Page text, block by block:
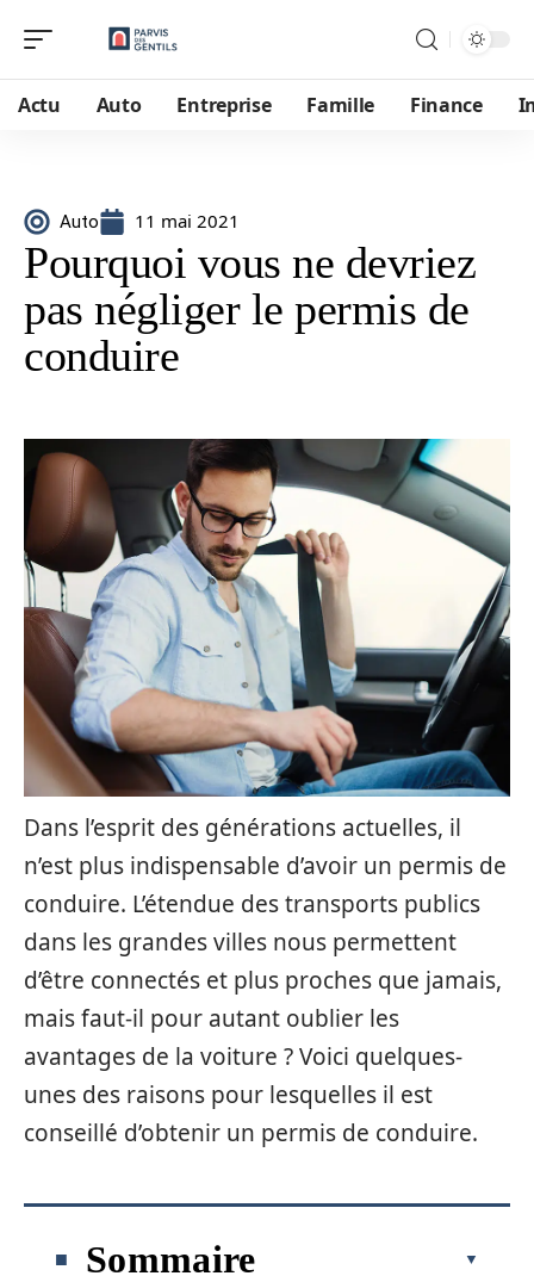
Actu Auto Entreprise Famille Finance
Auto 11 mai 2021
Pourquoi vous ne devriez
pas négliger le permis de
conduire
Dans l’esprit des générations actuelles, il
n’est plus indispensable d’avoir un permis de
conduire. L’étendue des transports publics
dans les grandes villes nous permettent
d’être connectés et plus proches que jamais,
mais faut-il pour autant oublier les
avantages de la voiture ? Voici quelques-
unes des raisons pour lesquelles il est
conseillé d’obtenir un permis de conduire.
Sommaire